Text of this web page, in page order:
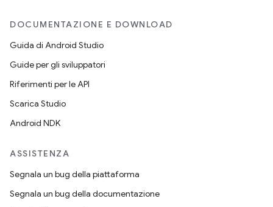
DOCUMENTAZIONE E DOWNLOAD
Guida di Android Studio
Guide per gli sviluppatori
Riferimenti per le API
Scarica Studio
Android NDK
ASSISTENZA
Segnala un bug della piattaforma
Segnala un bug della documentazione